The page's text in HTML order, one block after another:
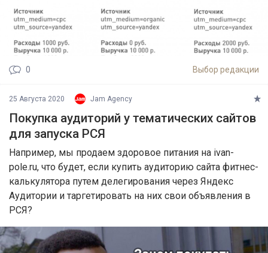
Выбор редакции
0
25 Августа 2020 Jam Agency
Покупка аудиторий у тематических сайтов
для запуска РСЯ
Например, мы продаем здоровое питания на ivan-
pole.ru, что будет, если купить аудиторию сайта фитнес-
калькулятора путем делегирования через Яндекс
Аудитории и таргетировать на них свои объявления в
РСЯ?